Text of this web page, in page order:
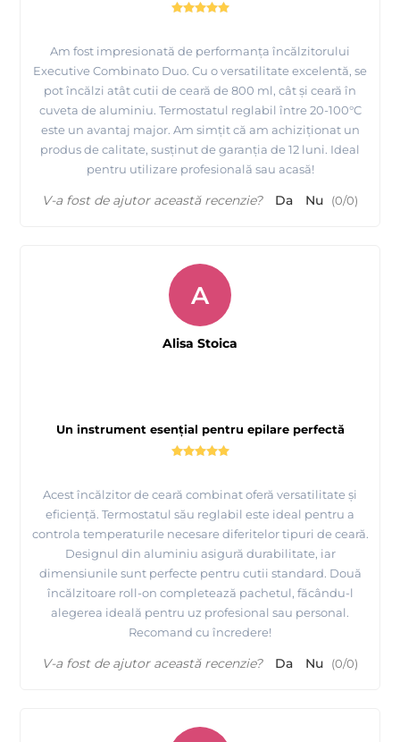
Am fost impresionată de performanța încălzitorului
Executive Combinato Duo. Cu o versatilitate excelentă, se
pot încălzi atât cutii de ceară de 800 ml, cât și ceară în
cuveta de aluminiu. Termostatul reglabil între 20-100°C
este un avantaj major. Am simțit că am achiziționat un
produs de calitate, susținut de garanția de 12 luni. Ideal
pentru utilizare profesională sau acasă!
V-a fost de ajutor această recenzie? Da Nu (0/0)
Un instrument esențial pentru epilare perfectă
Acest încălzitor de ceară combinat oferă versatilitate și
eficiență. Termostatul său reglabil este ideal pentru a
controla temperaturile necesare diferitelor tipuri de ceară.
Designul din aluminiu asigură durabilitate, iar
dimensiunile sunt perfecte pentru cutii standard. Două
încălzitoare roll-on completează pachetul, făcându-l
alegerea ideală pentru uz profesional sau personal.
Recomand cu încredere!
A
Alisa Stoica
V-a fost de ajutor această recenzie? Da Nu (0/0)